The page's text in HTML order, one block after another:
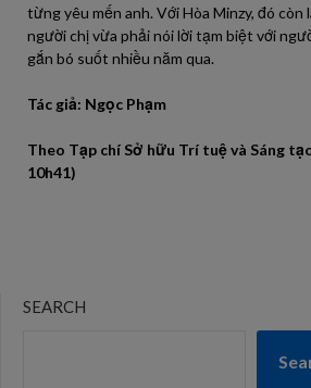
từng yêu mến anh. Với Hòa Minzy, đó còn
người chị vừa phải nói lời tạm biệt với
gắn bó suốt nhiều năm qua.
Tác giả: Ngọc Phạm
Theo Tạp chí Sở hữu Trí tuệ và Sáng
10h41)
SEARCH